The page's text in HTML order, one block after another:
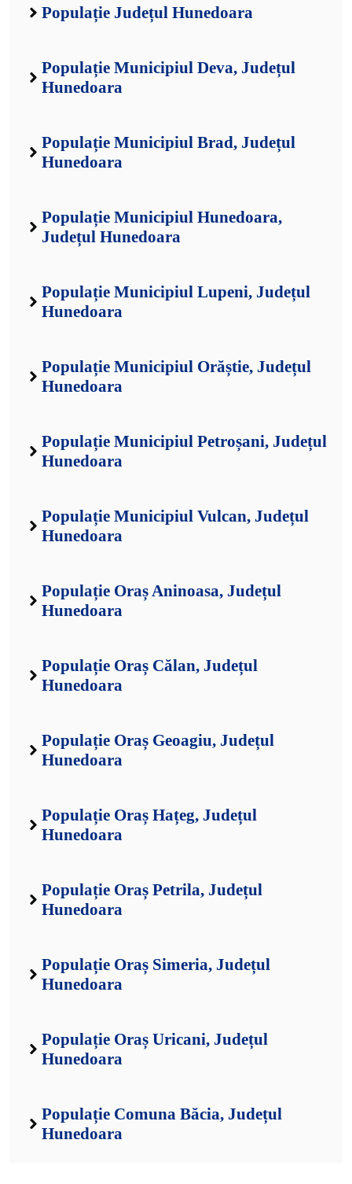
Populație Județul Hunedoara
Populație Municipiul Deva, Județul
Hunedoara
Populație Municipiul Brad, Județul
Hunedoara
Populație Municipiul Hunedoara,
Județul Hunedoara
Populație Municipiul Lupeni, Județul
Hunedoara
Populație Municipiul Orăștie, Județul
Hunedoara
Populație Municipiul Petroșani, Județul
Hunedoara
Populație Municipiul Vulcan, Județul
Hunedoara
Populație Oraș Aninoasa, Județul
Hunedoara
Populație Oraș Călan, Județul
Hunedoara
Populație Oraș Geoagiu, Județul
Hunedoara
Populație Oraș Hațeg, Județul
Hunedoara
Populație Oraș Petrila, Județul
Hunedoara
Populație Oraș Simeria, Județul
Hunedoara
Populație Oraș Uricani, Județul
Hunedoara
Populație Comuna Băcia, Județul
Hunedoara